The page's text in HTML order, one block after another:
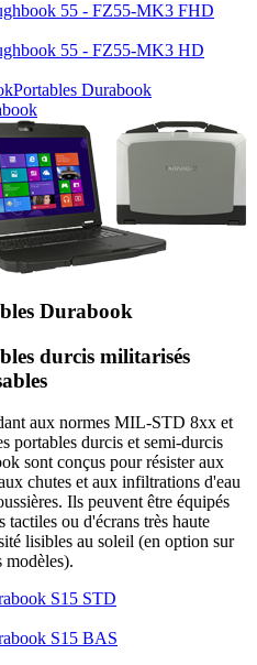
55 - FZ55-MK3 FHD
55 - FZ55-MK3 HD
Portables Durabook
Durabook
durcis militarisés
aux normes MIL-STD 8xx et
portables durcis et semi-durcis
sont conçus pour résister aux
chutes et aux infiltrations d'eau
Ils peuvent être équipés
tactiles ou d'écrans très haute
lisibles au soleil (en option sur
modèles).
S15 STD
S15 BAS